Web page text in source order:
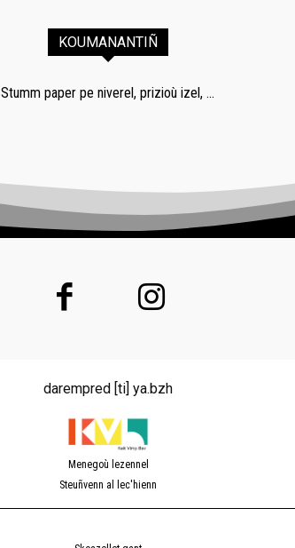
KOUMANANTIÑ
Stumm paper pe niverel, prizioù izel, ...
darempred [ti] ya.bzh
Menegoù lezennel
Steuñvenn al lec'hienn